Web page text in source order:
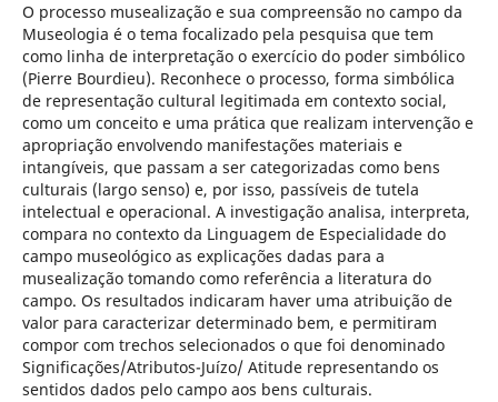
O processo musealização e sua compreensão no campo da
Museologia é o tema focalizado pela pesquisa que tem
como linha de interpretação o exercício do poder simbólico
(Pierre Bourdieu). Reconhece o processo, forma simbólica
de representação cultural legitimada em contexto social,
como um conceito e uma prática que realizam intervenção e
apropriação envolvendo manifestações materiais e
intangíveis, que passam a ser categorizadas como bens
culturais (largo senso) e, por isso, passíveis de tutela
intelectual e operacional. A investigação analisa, interpreta,
compara no contexto da Linguagem de Especialidade do
campo museológico as explicações dadas para a
musealização tomando como referência a literatura do
campo. Os resultados indicaram haver uma atribuição de
valor para caracterizar determinado bem, e permitiram
compor com trechos selecionados o que foi denominado
Significações/Atributos-Juízo/ Atitude representando os
sentidos dados pelo campo aos bens culturais.